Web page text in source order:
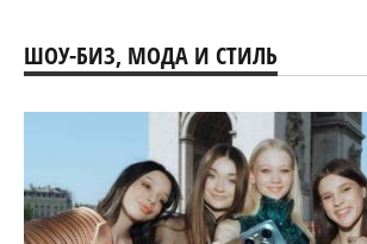
ШОУ-БИЗ, МОДА И СТИЛЬ